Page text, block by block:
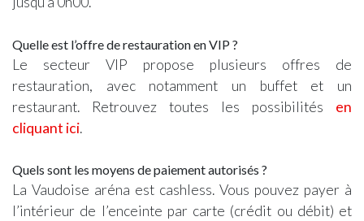
Quelle est l’offre de restauration en VIP ?
Le secteur VIP propose plusieurs offres de
restauration, avec notamment un buffet et un
restaurant. Retrouvez toutes les possibilités en
cliquant ici.
Quels sont les moyens de paiement autorisés ?
La Vaudoise aréna est cashless. Vous pouvez payer à
l’intérieur de l’enceinte par carte (crédit ou débit) et